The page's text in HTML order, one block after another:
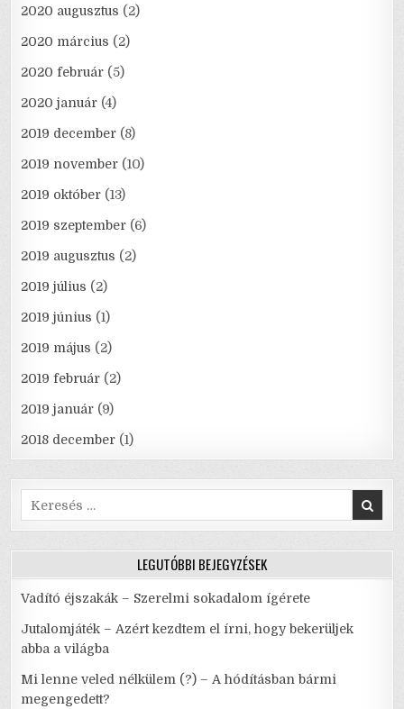
2020 augusztus (2)
2020 március (2)
2020 február (5)
2020 január (4)
2019 december (8)
2019 november (10)
2019 október (13)
2019 szeptember (6)
2019 augusztus (2)
2019 július (2)
2019 június (1)
2019 május (2)
2019 február (2)
2019 január (9)
2018 december (1)
Search
for:
LEGUTÓBBI BEJEGYZÉSEK
Vadító éjszakák – Szerelmi sokadalom ígérete
Jutalomjáték – Azért kezdtem el írni, hogy bekerüljek
abba a világba
Mi lenne veled nélkülem (?) – A hódításban bármi
megengedett?